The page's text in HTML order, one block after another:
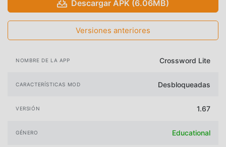
Descargar APK (6.06MB)
Versiones anteriores
NOMBRE DE LA APP Crossword Lite
CARACTERÍSTICAS MOD Desbloqueadas
VERSIÓN 1.67
GÉNERO Educational